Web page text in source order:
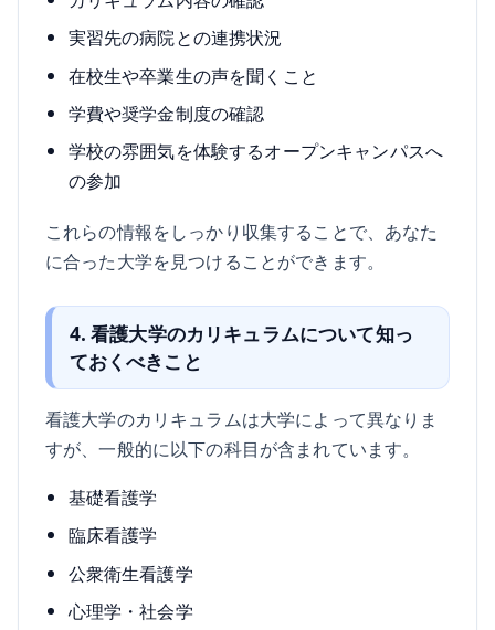
実習先の病院との連携状況
在校生や卒業生の声を聞くこと
学費や奨学金制度の確認
学校の雰囲気を体験するオープンキャンパスへ
の参加
これらの情報をしっかり収集することで、あなた
に合った大学を見つけることができます。
4. 看護大学のカリキュラムについて知っ
ておくべきこと
看護大学のカリキュラムは大学によって異なりま
すが、一般的に以下の科目が含まれています。
基礎看護学
臨床看護学
公衆衛生看護学
心理学・社会学